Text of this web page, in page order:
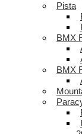
Pista
BMX
BMX